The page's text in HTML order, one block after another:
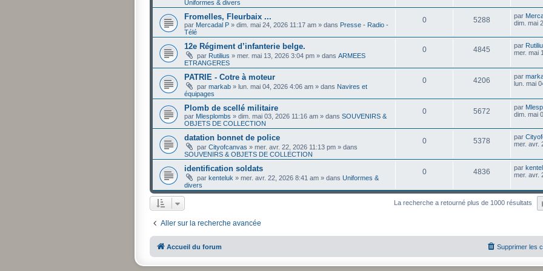
Uniformes & divers
Fromelles, Fleurbaix ...
par Mercadal P » dim. mai 24, 2026 11:17 am » dans Presse - Radio -
Télé
0 5288 par
dim. mai
12e Régiment d’infanterie belge.
par Rutilius » mer. mai 13, 2026 3:04 pm » dans ARMEES
ETRANGERES
0 4845 par
mer. mai
PATRIE - Cotre à moteur
par markab » lun. mai 04, 2026 4:06 am » dans Navires et
équipages
0 4206 par
lun. mai
Plomb de scellé militaire
par Mlesplombs » dim. mai 03, 2026 11:16 am » dans SOUVENIRS &
OBJETS DE COLLECTION
0 5672 par
dim. mai
datation bonnet de police
par Cityofcanvas » mer. avr. 22, 2026 11:13 pm » dans
SOUVENIRS & OBJETS DE COLLECTION
0 5378 par
mer. avr.
identification soldats
par kenteluk » mer. avr. 22, 2026 8:41 am » dans Uniformes &
divers
0 4836 par
mer. avr.
La recherche a retourné plus de 1000 résultats
Aller sur la recherche avancée
Accueil du forum Supprimer les